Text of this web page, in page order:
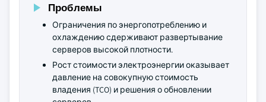
Проблемы
Ограничения по энергопотреблению и
охлаждению сдерживают развертывание
серверов высокой плотности.
Рост стоимости электроэнергии оказывает
давление на совокупную стоимость
владения (TCO) и решения о обновлении